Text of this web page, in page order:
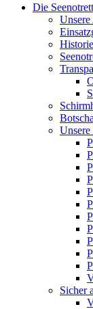
Die
Historie
Unsere
Sicher